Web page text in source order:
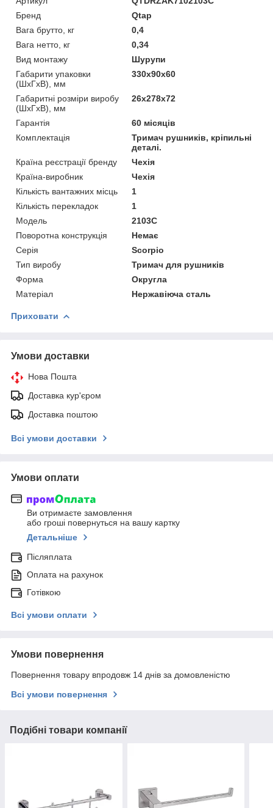
Бренд
Qtap
Вага брутто, кг
0,4
Вага нетто, кг
0,34
Вид монтажу
Шурупи
Габарити упаковки
(ШхГхВ), мм
330х90х60
Габаритні розміри виробу
(ШхГхВ), мм
26х278х72
Гарантія
60 місяців
Комплектація
Тримач рушників, кріпильні
деталі.
Країна реєстрації бренду
Чехія
Країна-виробник
Чехія
Кількість вантажних місць
1
Кількість перекладок
1
Мoдель
2103C
Поворотна конструкція
Немає
Серія
Scorpio
Тип виробу
Тримач для рушників
Форма
Округла
Матеріал
Нержавіюча сталь
Приховати
Умови доставки
Нова Пошта
Доставка кур'єром
Доставка поштою
Всі умови доставки
Умови оплати
Ви отримаєте замовлення
або гроші повернуться на вашу картку
Детальніше
Післяплата
Оплата на рахунок
Готівкою
Всі умови оплати
Умови повернення
Повернення товару впродовж 14 днів за домовленістю
Всі умови повернення
Подібні товари компанії